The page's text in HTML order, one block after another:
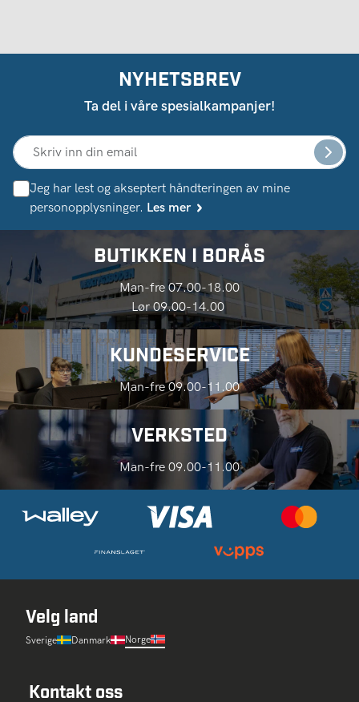
NYHETSBREV
Ta del i våre spesialkampanjer!
Jeg har lest og akseptert håndteringen av mine
personopplysninger. Les mer
BUTIKKEN I BORÅS
Man-fre 07.00-18.00
Lør 09.00-14.00
KUNDESERVICE
Man-fre 09.00-11.00
VERKSTED
Man-fre 09.00-11.00
Velg land
Sverige Danmark Norge
Kontakt oss